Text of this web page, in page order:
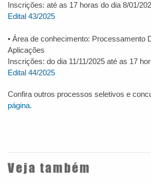
Inscrições: até as 17 horas do dia 8/01/
Edital 43/2025
• Área de conhecimento: Processamento
Aplicações
Inscrições: do dia 11/11/2025 até as 17
Edital 44/2025
Confira outros processos seletivos e
página.
Veja também